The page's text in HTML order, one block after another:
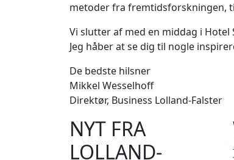
metoder fra fremtidsforskningen,
Vi slutter af med en middag i Hotel
Jeg håber at se dig til nogle
De bedste hilsner
Mikkel Wesselhoff
Direktør, Business Lolland-Falster
NYT FRA
LOLLAND-